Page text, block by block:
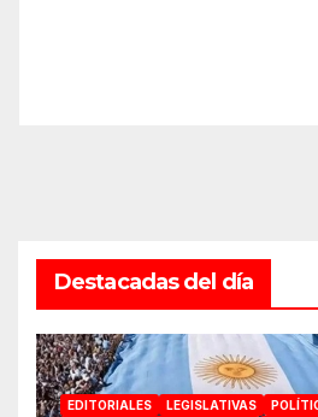
Destacadas del día
EDITORIALES LEGISLATIVAS